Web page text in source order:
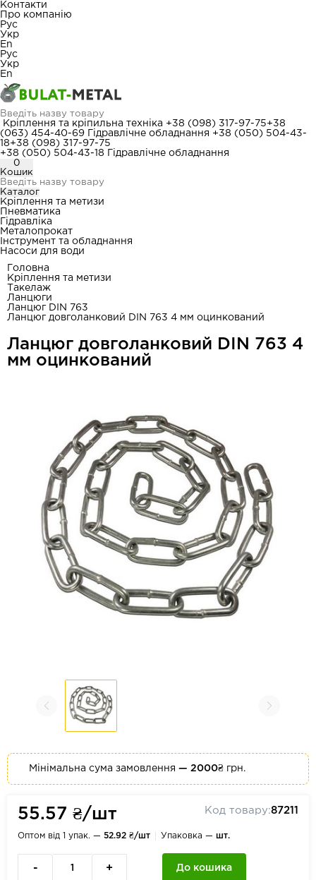
Контакти
Про компанію
Рус
Укр
En
Рус
Укр
En
Кріплення та кріпильна техніка +38 (098) 317-97-75+38
(063) 454-40-69
Гідравлічне обладнання +38 (050) 504-43-
18+38 (098) 317-97-75
+38 (050) 504-43-18
Гідравлічне обладнання
0
Кошик
Каталог
Кріплення та метизи
Пневматика
Гідравліка
Металопрокат
Інструмент та обладнання
Насоси для води
Головна
Кріплення та метизи
Такелаж
Ланцюги
Ланцюг DIN 763
Ланцюг довголанковий DIN 763 4 мм оцинкований
Ланцюг довголанковий DIN 763 4
мм оцинкований
Мінімальна сума замовлення — 2000₴ грн.
55.57 ₴/шт Код товару:87211
Оптом від 1 упак. — 52.92 ₴/шт Упаковка — шт.
- + До кошика